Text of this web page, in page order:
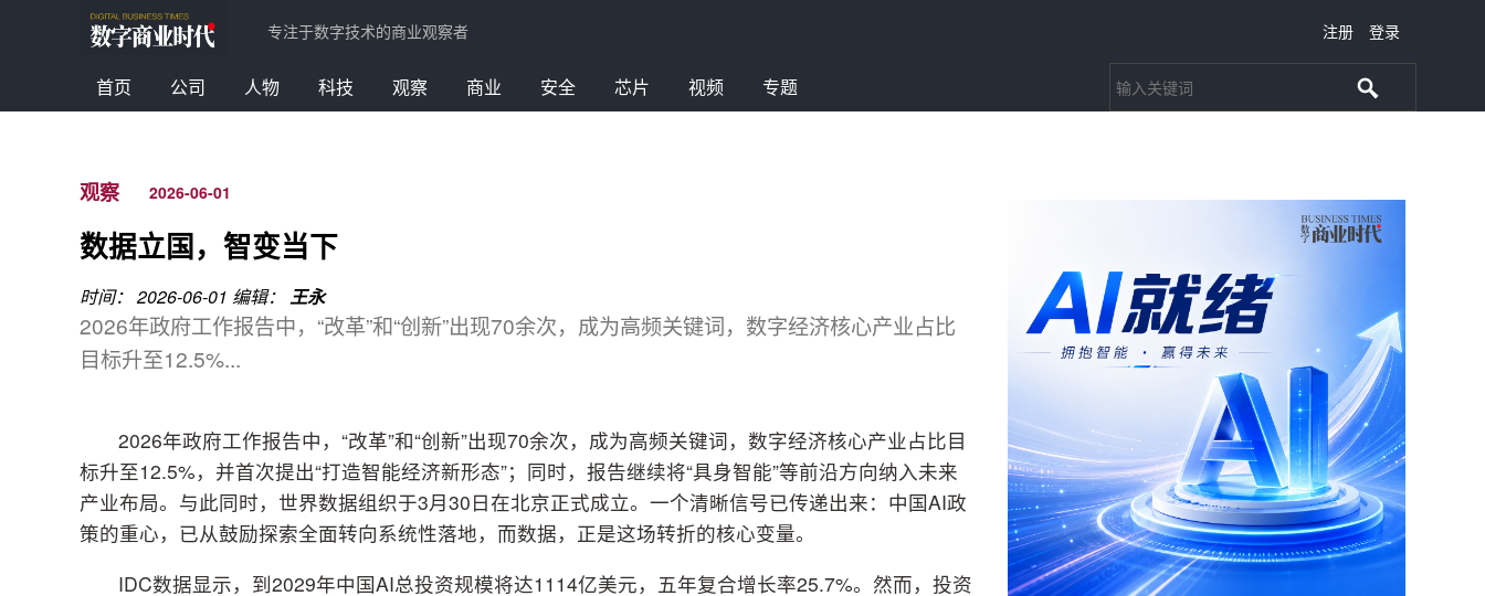
专注于数字技术的商业观察者 注册 登录
首页 公司 人物 科技 观察 商业 安全 芯片 视频 专题
观察 2026-06-01
数据立国，智变当下
时间： 2026-06-01 编辑： 王永
2026年政府工作报告中，“改革”和“创新”出现70余次，成为高频关键词，数字经济核心产业占比
目标升至12.5%...
2026年政府工作报告中，“改革”和“创新”出现70余次，成为高频关键词，数字经济核心产业占比目
标升至12.5%，并首次提出“打造智能经济新形态”；同时，报告继续将“具身智能”等前沿方向纳入未来
产业布局。与此同时，世界数据组织于3月30日在北京正式成立。一个清晰信号已传递出来：中国AI政
策的重心，已从鼓励探索全面转向系统性落地，而数据，正是这场转折的核心变量。
IDC数据显示，到2029年中国AI总投资规模将达1114亿美元，五年复合增长率25.7%。然而，投资